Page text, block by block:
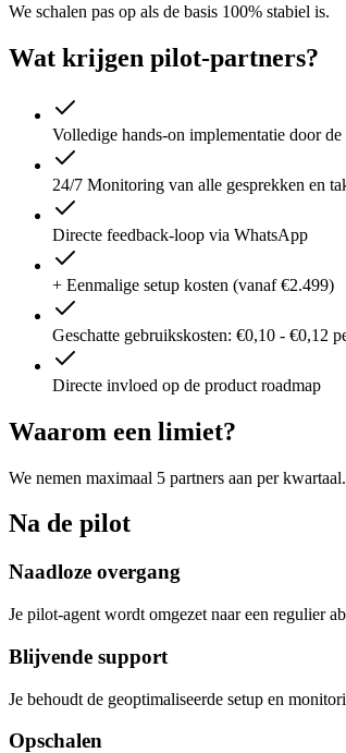
We schalen pas op als de basis 100% stabiel is.
Wat krijgen pilot-partners?
Volledige hands-on implementatie door de
24/7 Monitoring van alle gesprekken en
Directe feedback-loop via WhatsApp
+ Eenmalige setup kosten (vanaf €2.499)
Geschatte gebruikskosten: €0,10 - €0,12
Directe invloed op de product roadmap
Waarom een limiet?
We nemen maximaal 5 partners aan per
Na de pilot
Naadloze overgang
Je pilot-agent wordt omgezet naar een regulier
Blijvende support
Je behoudt de geoptimaliseerde setup en
Opschalen